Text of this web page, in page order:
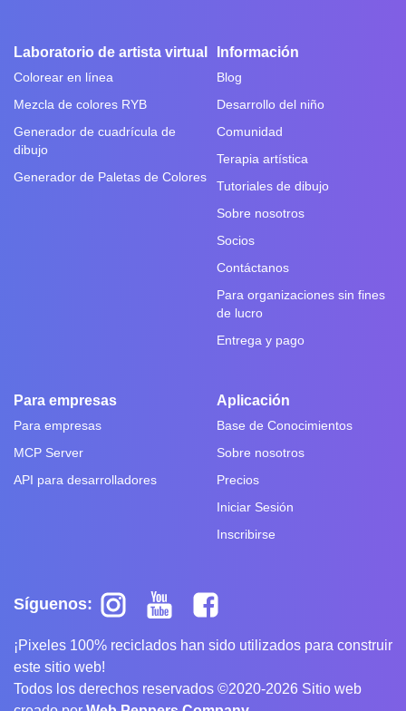
Laboratorio de artista virtual
Colorear en línea
Mezcla de colores RYB
Generador de cuadrícula de
dibujo
Generador de Paletas de Colores
Información
Blog
Desarrollo del niño
Comunidad
Terapia artística
Tutoriales de dibujo
Sobre nosotros
Socios
Contáctanos
Para organizaciones sin fines
de lucro
Entrega y pago
Para empresas
Para empresas
MCP Server
API para desarrolladores
Aplicación
Base de Conocimientos
Sobre nosotros
Precios
Iniciar Sesión
Inscribirse
Síguenos:
¡Pixeles 100% reciclados han sido utilizados para construir
este sitio web!
Todos los derechos reservados ©2020-2026 Sitio web